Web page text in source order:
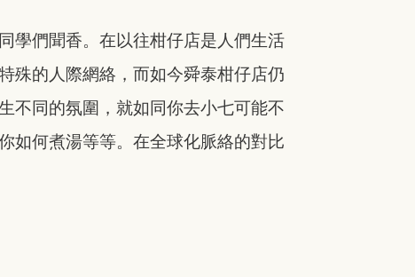
學們聞香。在以往柑仔店是人們生活
殊的人際網絡，而如今舜泰柑仔店仍
不同的氛圍，就如同你去小七可能不
如何煮湯等等。在全球化脈絡的對比